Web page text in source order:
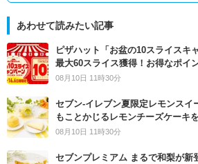
あわせて読みたい記事
ピザハット「お盆の10スライスキ
最大60スライス獲得！お得なポイ
08月10日 11時30分
セブン‐イレブン夏限定レモンス
もことかじるレモンチーズケーキ
08月10日 11時30分
セブンプレミアム まるで和梨が新